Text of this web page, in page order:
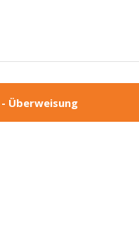
Überweisung